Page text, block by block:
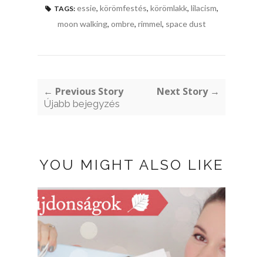
TAGS: essie, körömfestés, körömlakk, lilacism,
moon walking, ombre, rimmel, space dust
← Previous Story
Újabb bejegyzés
Next Story →
YOU MIGHT ALSO LIKE